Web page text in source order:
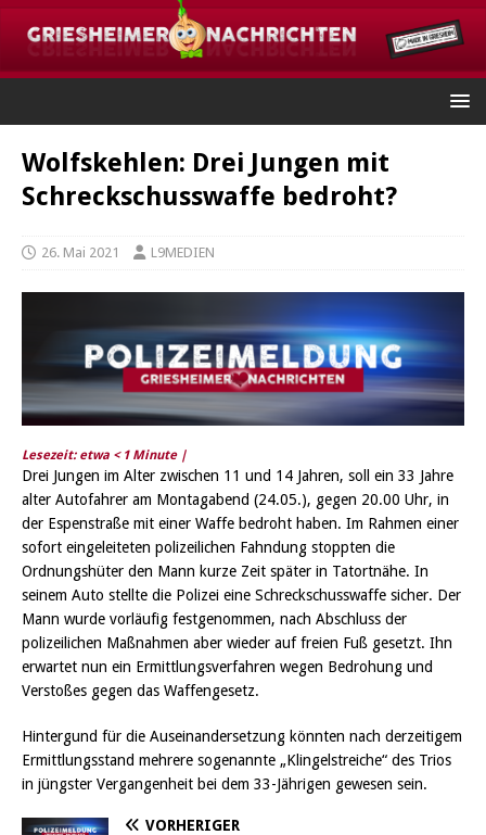
Wolfskehlen: Drei Jungen mit
Schreckschusswaffe bedroht?
26. Mai 2021 L9MEDIEN
Lesezeit: etwa < 1 Minute |
Drei Jungen im Alter zwischen 11 und 14 Jahren, soll ein 33 Jahre
alter Autofahrer am Montagabend (24.05.), gegen 20.00 Uhr, in
der Espenstraße mit einer Waffe bedroht haben. Im Rahmen einer
sofort eingeleiteten polizeilichen Fahndung stoppten die
Ordnungshüter den Mann kurze Zeit später in Tatortnähe. In
seinem Auto stellte die Polizei eine Schreckschusswaffe sicher. Der
Mann wurde vorläufig festgenommen, nach Abschluss der
polizeilichen Maßnahmen aber wieder auf freien Fuß gesetzt. Ihn
erwartet nun ein Ermittlungsverfahren wegen Bedrohung und
Verstoßes gegen das Waffengesetz.
Hintergund für die Auseinandersetzung könnten nach derzeitigem
Ermittlungsstand mehrere sogenannte „Klingelstreiche“ des Trios
in jüngster Vergangenheit bei dem 33-Jährigen gewesen sein.
VORHERIGER